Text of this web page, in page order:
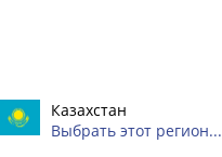
Казахстан
Выбрать этот регион...